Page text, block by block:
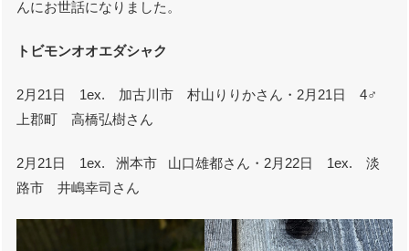
んにお世話になりました。
トビモンオオエダシャク
2月21日 1ex. 加古川市 村山りりかさん・2月21日 4♂
上郡町 高橋弘樹さん
2月21日 1ex. 洲本市 山口雄都さん・2月22日 1ex. 淡
路市 井嶋幸司さん